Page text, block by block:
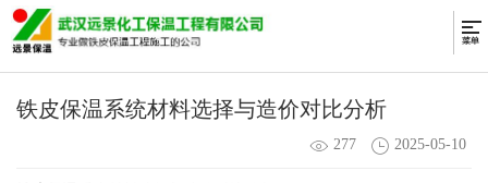
铁皮保温系统材料选择与造价对比分析
277 2025-05-10